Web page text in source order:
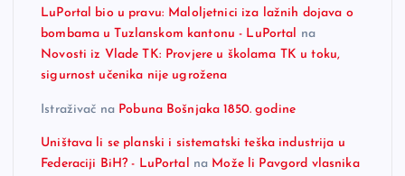
LuPortal bio u pravu: Maloljetnici iza lažnih dojava o
bombama u Tuzlanskom kantonu - LuPortal na
Novosti iz Vlade TK: Provjere u školama TK u toku,
sigurnost učenika nije ugrožena
Istraživač na Pobuna Bošnjaka 1850. godine
Uništava li se planski i sistematski teška industrija u
Federaciji BiH? - LuPortal
na Može li Pavgord vlasnika